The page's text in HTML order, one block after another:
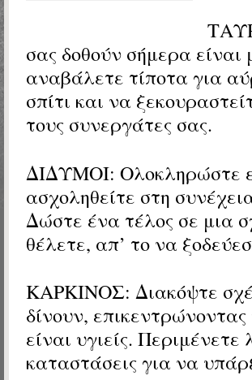
σας δοθούν σήμερα είναι
αναβάλετε τίποτα για
σπίτι και να
τους συνεργάτες σας.
ΔΙΔΥΜΟΙ: Ολοκληρώστε
ασχοληθείτε στη
Δώστε ένα τέλος σε μια
θέλετε, απ’ το να
ΚΑΡΚΙΝΟΣ: Διακόψτε
δίνουν,
είναι υγιείς.
καταστάσεις για να